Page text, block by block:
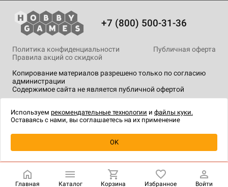
Уведомить о наличии
+7 (800) 500-31-36
Копирование материалов разрешено только по согласию
администрации
Содержимое сайта не является публичной офертой
Политика конфиденциальности
Публичная оферта
Правила акций со скидкой
технологии.
Главная Каталог Корзина Избранное Войти
Используем рекомендательные технологии и файлы куки.
Оставаясь с нами, вы соглашаетесь на их применение
OK